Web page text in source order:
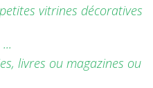
vitrines décoratives
livres ou magazines ou